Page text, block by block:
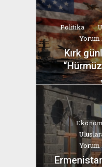
Politika
Yorum
Kırk
Yorum
Ermenistan